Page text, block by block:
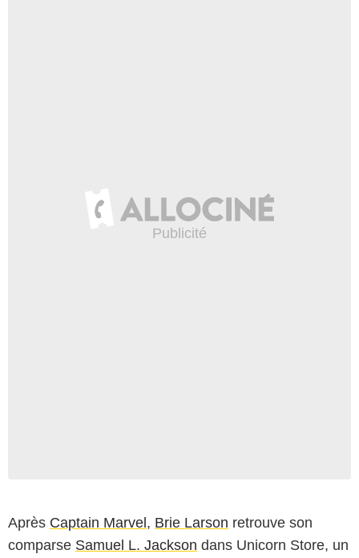
Après Captain Marvel, Brie Larson retrouve son
comparse Samuel L. Jackson dans Unicorn Store, un